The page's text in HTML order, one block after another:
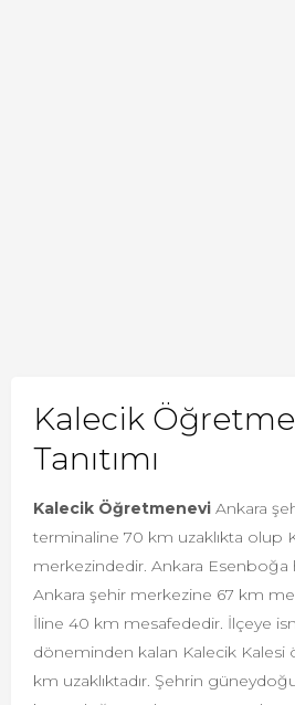
Kalecik
Tanıtımı
Kalecik Öğretmenevi Ankara
terminaline 70 km uzaklıkta olup
merkezindedir. Ankara Esenboğa
Ankara şehir merkezine 67 km
İline 40 km mesafededir. İlçeye
döneminden kalan Kalecik Kalesi
km uzaklıktadır. Şehrin